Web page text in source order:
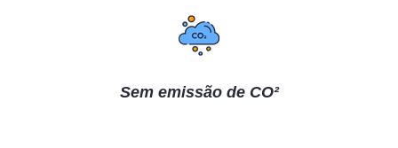
Sem emissão de CO²